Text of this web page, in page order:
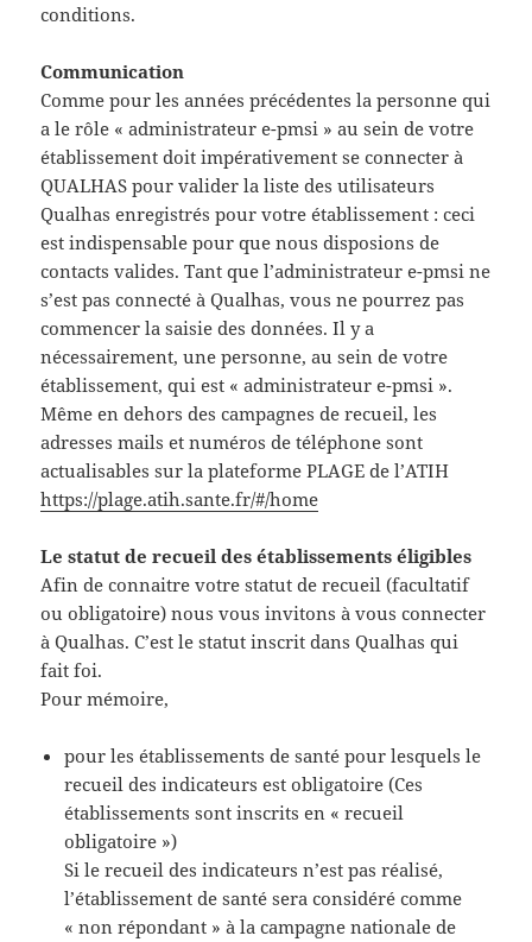
conditions.
Communication
Comme pour les années précédentes la personne qui
a le rôle « administrateur e-pmsi » au sein de votre
établissement doit impérativement se connecter à
QUALHAS pour valider la liste des utilisateurs
Qualhas enregistrés pour votre établissement : ceci
est indispensable pour que nous disposions de
contacts valides. Tant que l’administrateur e-pmsi ne
s’est pas connecté à Qualhas, vous ne pourrez pas
commencer la saisie des données. Il y a
nécessairement, une personne, au sein de votre
établissement, qui est « administrateur e-pmsi ».
Même en dehors des campagnes de recueil, les
adresses mails et numéros de téléphone sont
actualisables sur la plateforme PLAGE de l’ATIH
https://plage.atih.sante.fr/#/home
Le statut de recueil des établissements éligibles
Afin de connaitre votre statut de recueil (facultatif
ou obligatoire) nous vous invitons à vous connecter
à Qualhas. C’est le statut inscrit dans Qualhas qui
fait foi.
Pour mémoire,
pour les établissements de santé pour lesquels le
recueil des indicateurs est obligatoire (Ces
établissements sont inscrits en « recueil
obligatoire »)
Si le recueil des indicateurs n’est pas réalisé,
l’établissement de santé sera considéré comme
« non répondant » à la campagne nationale de